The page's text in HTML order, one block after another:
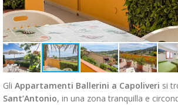
Gli Appartamenti Ballerini a Capoliveri si
Sant’Antonio, in una zona tranquilla e